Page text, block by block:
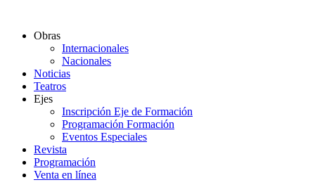
contenidoObras
Internacionales
Nacionales
Noticias
Teatros
Ejes
Inscripción Eje de Formación
Programación Formación
Eventos Especiales
Revista
Programación
Venta en línea